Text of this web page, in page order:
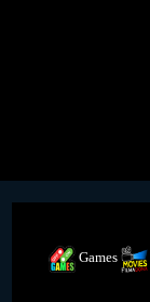
Games